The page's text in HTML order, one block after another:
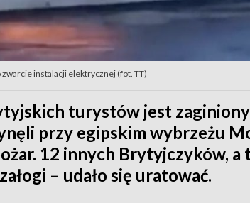
zwarcie instalacji elektrycznej (fot. TT)
turystów jest
przy egipskim wybrzeżu
12 innych Brytyjczyków, a
– udało się uratować.